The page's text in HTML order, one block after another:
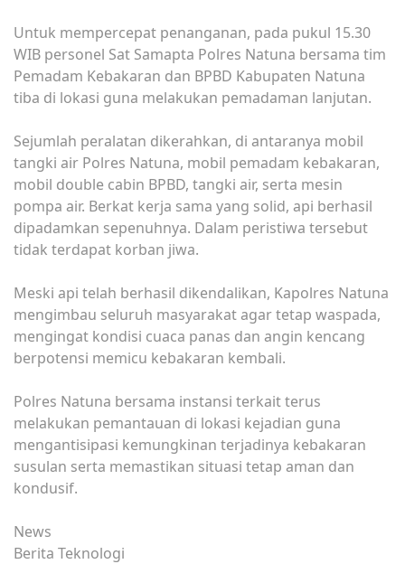
Untuk mempercepat penanganan, pada pukul 15.30
WIB personel Sat Samapta Polres Natuna bersama tim
Pemadam Kebakaran dan BPBD Kabupaten Natuna
tiba di lokasi guna melakukan pemadaman lanjutan.
Sejumlah peralatan dikerahkan, di antaranya mobil
tangki air Polres Natuna, mobil pemadam kebakaran,
mobil double cabin BPBD, tangki air, serta mesin
pompa air. Berkat kerja sama yang solid, api berhasil
dipadamkan sepenuhnya. Dalam peristiwa tersebut
tidak terdapat korban jiwa.
Meski api telah berhasil dikendalikan, Kapolres Natuna
mengimbau seluruh masyarakat agar tetap waspada,
mengingat kondisi cuaca panas dan angin kencang
berpotensi memicu kebakaran kembali.
Polres Natuna bersama instansi terkait terus
melakukan pemantauan di lokasi kejadian guna
mengantisipasi kemungkinan terjadinya kebakaran
susulan serta memastikan situasi tetap aman dan
kondusif.
News
Berita Teknologi